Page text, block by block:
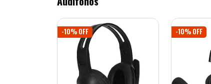
-10% OFF -10% OFF